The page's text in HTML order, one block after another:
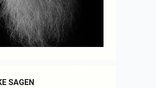
SAGEN